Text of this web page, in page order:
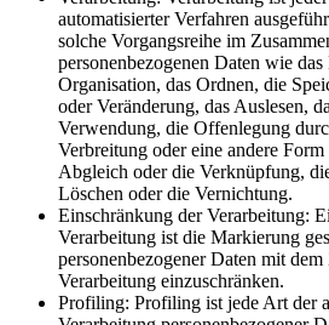
automatisierter Verfahren
solche Vorgangsreihe im
personenbezogenen Daten wie
Organisation, das Ordnen, die
oder Veränderung, das Auslesen,
Verwendung, die Offenlegung
Verbreitung oder eine andere
Abgleich oder die Verknüpfung,
Löschen oder die Vernichtung.
Einschränkung der Verarbeitung:
Verarbeitung ist die Markierung
personenbezogener Daten mit
Verarbeitung einzuschränken.
Profiling: Profiling ist jede Art der